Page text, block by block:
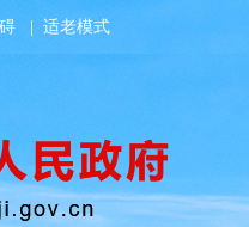
适老模式